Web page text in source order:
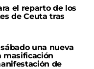
el reparto de los
de Ceuta tras
una nueva
masificación
de